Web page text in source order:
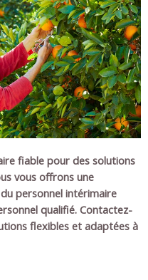
fiable pour des solutions
vous offrons une
personnel intérimaire
qualifié. Contactez-
flexibles et adaptées à